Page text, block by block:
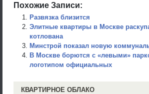
Похожие Записи:
Развязка близится
Элитные квартиры в Москве
котлована
Минстрой показал новую
В Москве борются с «левыми»
логотипом официальных
КВАРТИРНОЕ ОБЛАКО